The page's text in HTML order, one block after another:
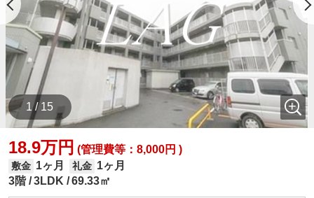
1 / 15
18.9万円 (管理費等：8,000円 )
敷金 1ヶ月 礼金 1ヶ月
3階 3LDK 69.33㎡